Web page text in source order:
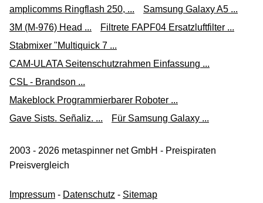
amplicomms Ringflash 250, ...
Samsung Galaxy A5 ...
3M (M-976) Head ...
Filtrete FAPF04 Ersatzluftfilter ...
Stabmixer "Multiquick 7 ...
CAM-ULATA Seitenschutzrahmen Einfassung ...
CSL - Brandson ...
Makeblock Programmierbarer Roboter ...
Gave Sists. Señaliz. ...
Für Samsung Galaxy ...
2003 - 2026 metaspinner net GmbH - Preispiraten
Preisvergleich
Impressum - Datenschutz - Sitemap